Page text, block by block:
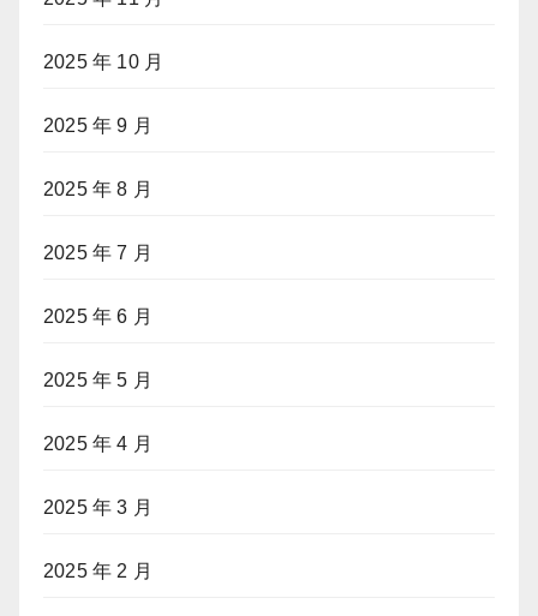
2025 年 10 月
2025 年 9 月
2025 年 8 月
2025 年 7 月
2025 年 6 月
2025 年 5 月
2025 年 4 月
2025 年 3 月
2025 年 2 月